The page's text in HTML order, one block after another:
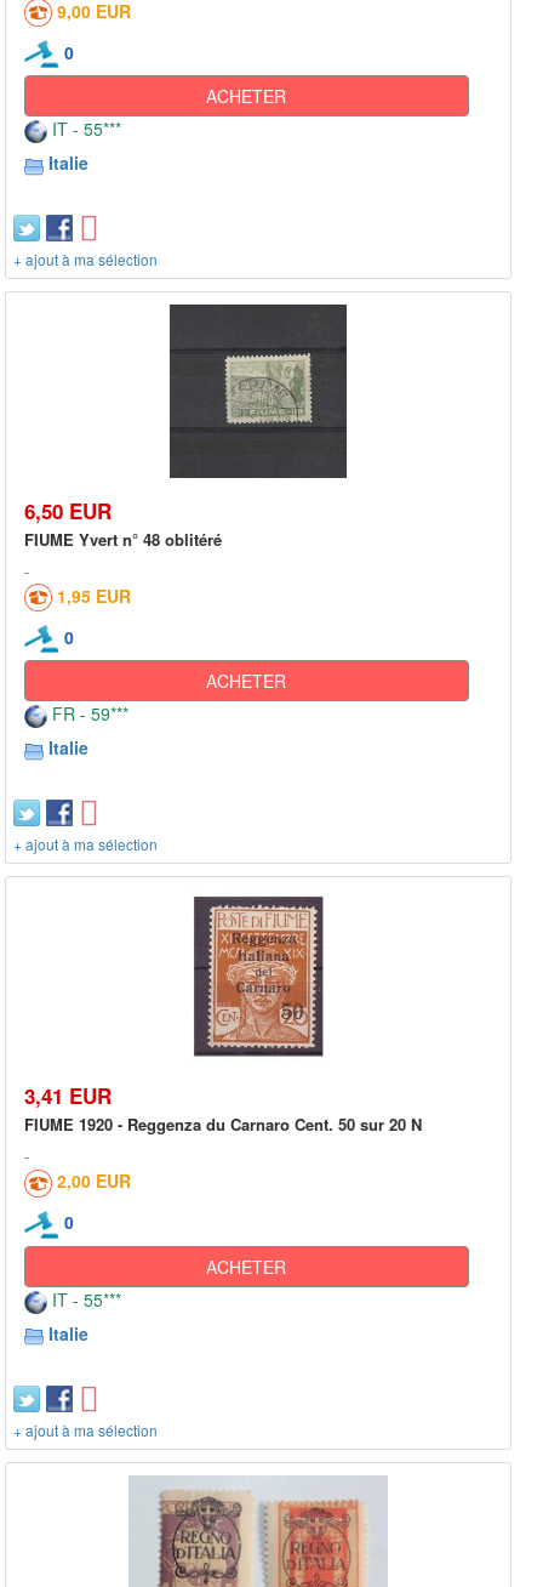
9,00 EUR
0
ACHETER
IT - 55***
Italie
+ ajout à ma sélection
6,50 EUR
FIUME Yvert n° 48 oblitéré
1,95 EUR
0
ACHETER
FR - 59***
Italie
+ ajout à ma sélection
3,41 EUR
FIUME 1920 - Reggenza du Carnaro Cent. 50 sur 20 N
2,00 EUR
0
ACHETER
IT - 55***
Italie
+ ajout à ma sélection